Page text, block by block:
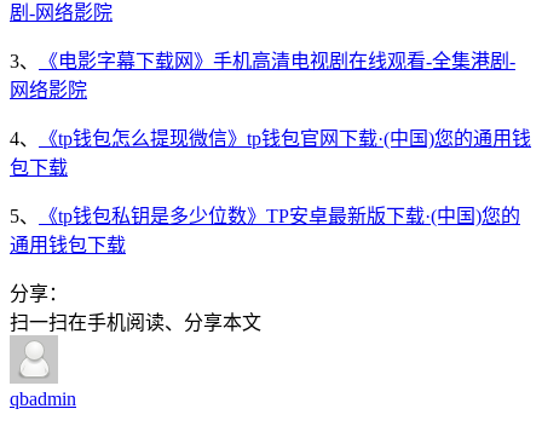
剧-网络影院
3、
《电影字幕下载网》手机高清电视剧在线观看-全集港剧-
网络影院
4、
《tp钱包怎么提现微信》tp钱包官网下载·(中国)您的通用钱
包下载
5、
《tp钱包私钥是多少位数》TP安卓最新版下载·(中国)您的
通用钱包下载
分享：
扫一扫在手机阅读、分享本文
qbadmin